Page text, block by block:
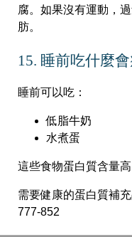
腐。如果沒有運動，
肪。
15. 睡前吃什麼會
睡前可以吃：
低脂牛奶
水煮蛋
這些食物蛋白質含量
需要健康的蛋白質補
777-852